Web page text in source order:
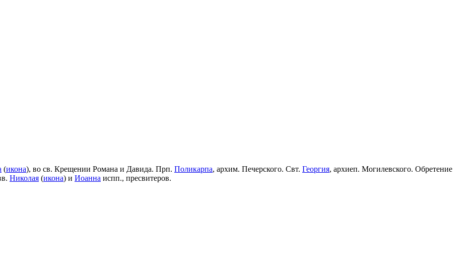
(икона), во св. Крещении Романа и Давида. Прп. Поликарпа, архим. Печерского. Свт. Георгия, архиеп. Могилевского. Обретение
Николая (икона) и Иоанна испп., пресвитеров.